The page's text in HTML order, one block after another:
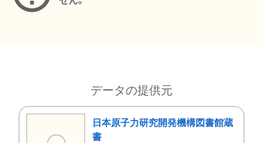
データの提供元
日本原子力研究開発機構図書館蔵
書